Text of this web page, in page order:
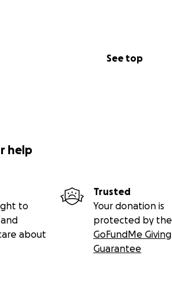
See top
help
to
about
Trusted
Your donation is
protected by the
GoFundMe Giving
Guarantee